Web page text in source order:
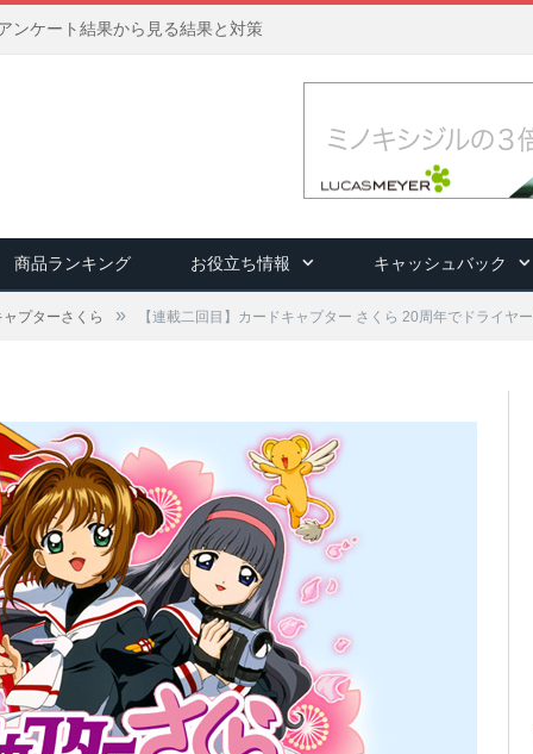
ンケート結果から見る結果と対策
商品ランキング お役立ち情報 キャッシュバック
プターさくら » 【連載二回目】カードキャプター さくら 20周年でドライヤ